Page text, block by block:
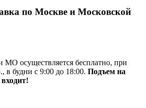
по Москве и Московской
МО осуществляется бесплатно, при
в будни с 9:00 до 18:00. Подъем на